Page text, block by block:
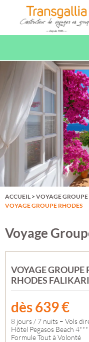
ACCUEIL > VOYAGE GROUPE
VOYAGE GROUPE RHODES
Voyage
VOYAGE GROUPE
RHODES FALIKARI
dès639€
8 jours / 7 nuits – Vols
Hôtel Pegasos Beach
Formule Tout à Volonté